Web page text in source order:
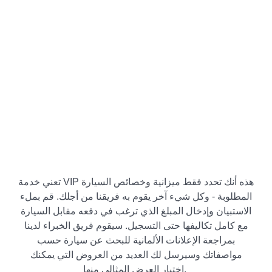
تعني خدمة VIP هذه أنك تحدد فقط ميزانية وخصائص السيارة
المطلوبة - وكل شيء آخر يقوم به فريقنا من أجلك. قم بملء
الاستبيان وإدخال المبلغ الذي ترغب في دفعه مقابل السيارة
مع كامل تكاليفها حتى التسجيل. سيقوم فريق الخبراء لدينا
بمراجعة الإعلانات الألمانية للبحث عن سيارة حسب
مواصفاتك وسيرسل لك العديد من العروض التي يمكنك
اختيار العرض المثالي منها.